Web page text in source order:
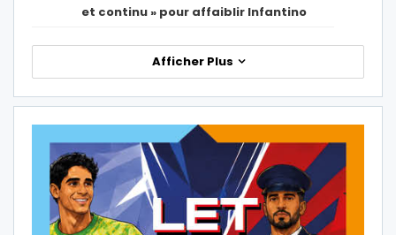
et continu » pour affaiblir Infantino
Afficher Plus